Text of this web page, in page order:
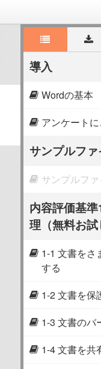
導入
Wordの基本
アンケートに
サンプルフ
サンプルフ
内容評価基
理（無料お試
1-1 文書をさ
する
1-2 文書を保
1-3 文書のバ
1-4 文書を共